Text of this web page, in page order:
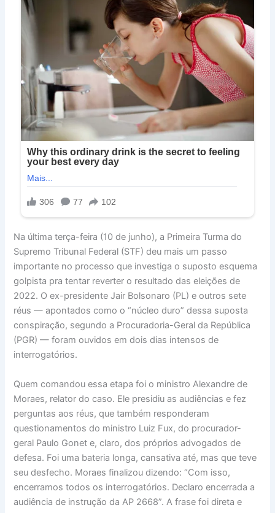
Na última terça-feira (10 de junho), a Primeira Turma do
Supremo Tribunal Federal (STF) deu mais um passo
importante no processo que investiga o suposto esquema
golpista pra tentar reverter o resultado das eleições de
2022. O ex-presidente Jair Bolsonaro (PL) e outros sete
réus — apontados como o “núcleo duro” dessa suposta
conspiração, segundo a Procuradoria-Geral da República
(PGR) — foram ouvidos em dois dias intensos de
interrogatórios.
Quem comandou essa etapa foi o ministro Alexandre de
Moraes, relator do caso. Ele presidiu as audiências e fez
perguntas aos réus, que também responderam
questionamentos do ministro Luiz Fux, do procurador-
geral Paulo Gonet e, claro, dos próprios advogados de
defesa. Foi uma bateria longa, cansativa até, mas que teve
seu desfecho. Moraes finalizou dizendo: “Com isso,
encerramos todos os interrogatórios. Declaro encerrada a
audiência de instrução da AP 2668”. A frase foi direta e